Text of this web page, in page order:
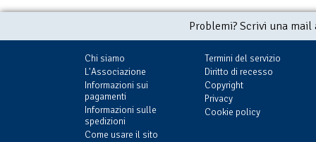
Problemi? Scrivi una
Chi siamo
L'Associazione
Informazioni sui
pagamenti
Informazioni sulle
spedizioni
Come usare il sito
Termini del servizio
Diritto di recesso
Copyright
Privacy
Cookie policy